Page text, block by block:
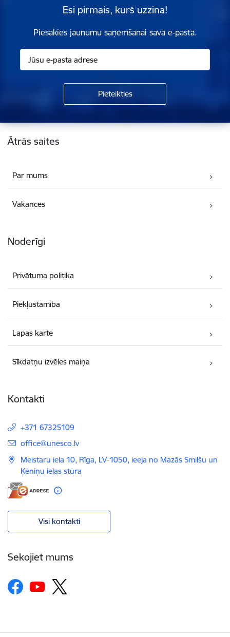
Esi pirmais, kurš uzzina!
Piesakies jaunumu saņemšanai savā e-pastā.
Kājene
Ātrās saites
Par mums
Vakances
Noderīgi
Privātuma politika
Piekļūstamība
Lapas karte
Sīkdatņu izvēles maiņa
Kontakti
+371 67325109
E-pasts:
office@unesco.lv
Meistaru iela 10, Rīga, LV-1050, ieeja no Mazās Smilšu un
Ķēniņu ielas stūra
Visi kontakti
Sekojiet mums